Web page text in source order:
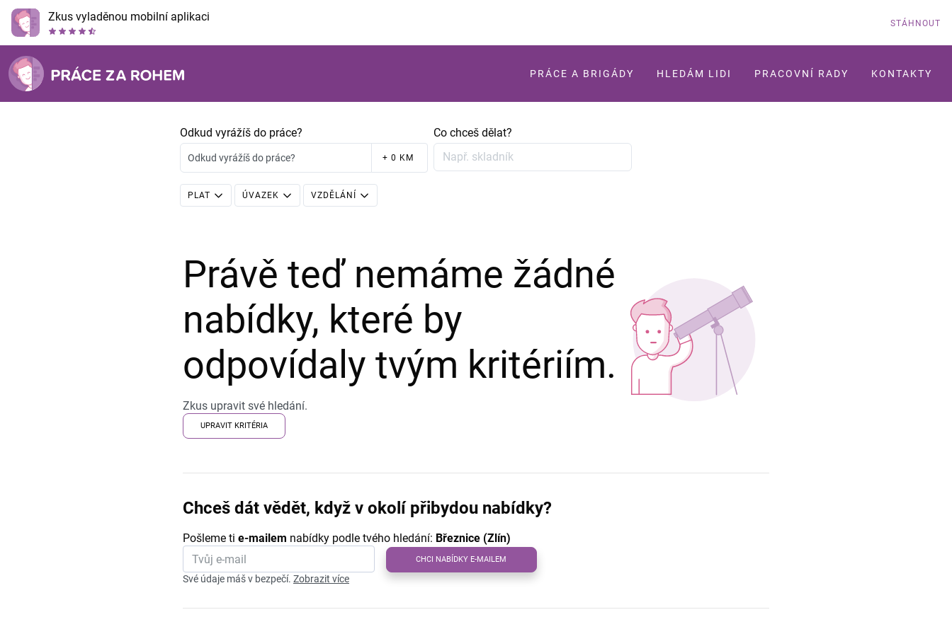
Zkus vyladěnou mobilní aplikaci STÁHNOUT
PRÁCE A BRIGÁDY HLEDÁM LIDI PRACOVNÍ RADY KONTAKTY
Odkud vyrážíš do práce?
Odkud vyrážíš do práce? + 0 KM
Co chceš dělat?
PLAT ÚVAZEK VZDĚLÁNÍ
Právě teď nemáme žádné
nabídky, které by
odpovídaly tvým kritériím.
Zkus upravit své hledání.
UPRAVIT KRITÉRIA
Chceš dát vědět, když v okolí přibydou nabídky?
Pošleme ti e-mailem nabídky podle tvého hledání: Březnice (Zlín)
CHCI NABÍDKY E-MAILEM
Své údaje máš v bezpečí. Zobrazit více